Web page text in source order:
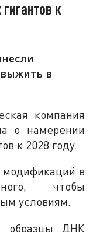
к
в
компания
о намерении
к 2028 году.
в
чтобы
условиям.
образцы ДНК